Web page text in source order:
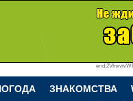
ЗНАКОМСТВА